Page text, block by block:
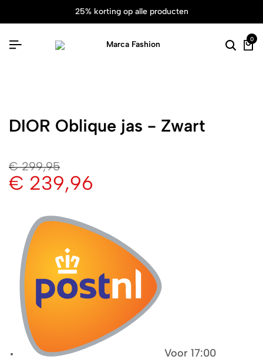
25% korting op alle producten
0
DIOR Oblique jas - Zwart
€299,95
€ 239,96
Voor 17:00